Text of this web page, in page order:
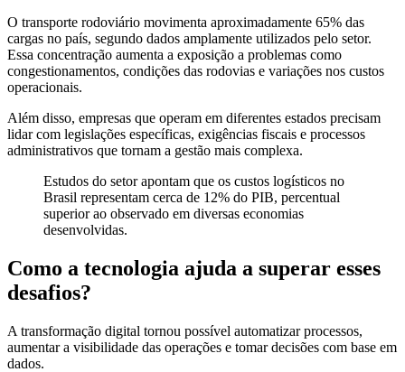
O transporte rodoviário movimenta aproximadamente 65% das
cargas no país, segundo dados amplamente utilizados pelo setor.
Essa concentração aumenta a exposição a problemas como
congestionamentos, condições das rodovias e variações nos custos
operacionais.
Além disso, empresas que operam em diferentes estados precisam
lidar com legislações específicas, exigências fiscais e processos
administrativos que tornam a gestão mais complexa.
Estudos do setor apontam que os custos logísticos no
Brasil representam cerca de 12% do PIB, percentual
superior ao observado em diversas economias
desenvolvidas.
Como a tecnologia ajuda a superar esses
desafios?
A transformação digital tornou possível automatizar processos,
aumentar a visibilidade das operações e tomar decisões com base em
dados.